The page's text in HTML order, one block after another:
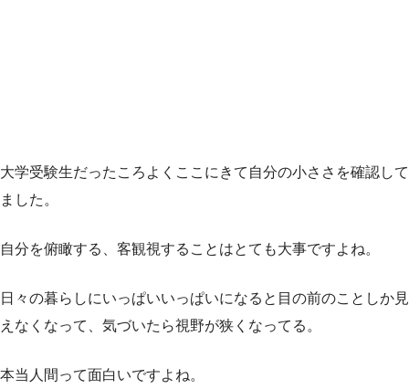
大学受験生だったころよくここにきて自分の小ささを確認して
ました。
自分を俯瞰する、客観視することはとても大事ですよね。
日々の暮らしにいっぱいいっぱいになると目の前のことしか見
えなくなって、気づいたら視野が狭くなってる。
本当人間って面白いですよね。